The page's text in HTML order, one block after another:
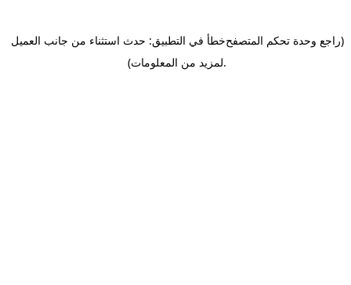
خطأ في التطبيق: حدث استثناء من جانب العميل(راجع وحدة تحكم المتصفح
لمزيد من المعلومات).